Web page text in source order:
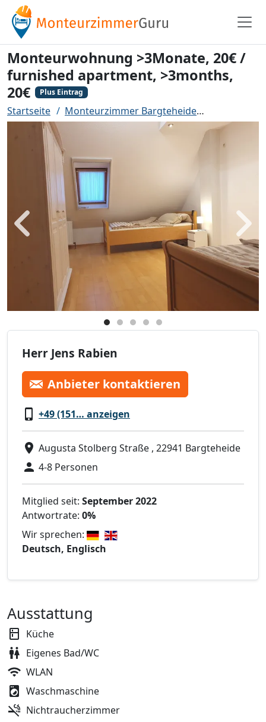
Monteurwohnung >3Monate, 20€ /
furnished apartment, >3months,
20€
Plus Eintrag
Startseite Monteurzimmer Bargteheide
Zurück
Herr Jens Rabien
Anbieter kontaktieren
+49 (151… anzeigen
Augusta Stolberg Straße , 22941 Bargteheide
4-8 Personen
Mitglied seit: September 2022
Antwortrate: 0%
Wir sprechen:
Deutsch, Englisch
Ausstattung
Küche
Eigenes Bad/WC
WLAN
Waschmaschine
Nichtraucherzimmer